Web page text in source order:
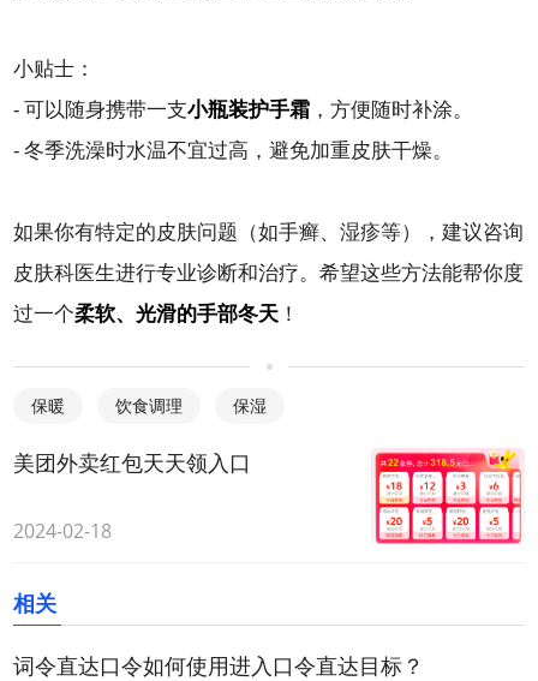
小贴士：
- 可以随身携带一支小瓶装护手霜 ，方便随时补涂。
- 冬季洗澡时水温不宜过高，避免加重皮肤干燥。
如果你有特定的皮肤问题（如手癣、湿疹等），建议咨询
皮肤科医生进行专业诊断和治疗。希望这些方法能帮你度
过一个柔软、光滑的手部冬天 ！
保暖 饮食调理 保湿
美团外卖红包天天领入口
2024-02-18
相关
词令直达口令如何使用进入口令直达目标？